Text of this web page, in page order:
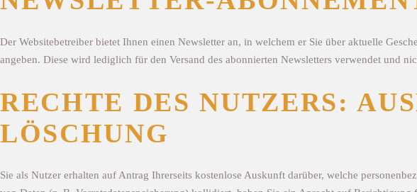
Der Websitebetreiber bietet Ihnen einen Newsletter an, in welchem er Sie über aktuelle
angeben. Diese wird lediglich für den Versand des abonnierten Newsletters verwendet und
RECHTE DES NUTZERS:
LÖSCHUNG
Sie als Nutzer erhalten auf Antrag Ihrerseits kostenlose Auskunft darüber, welche